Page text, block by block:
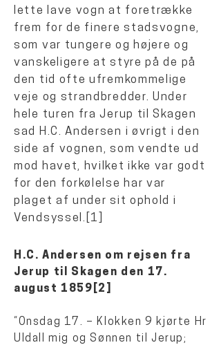
lette lave vogn at foretrække
frem for de finere stadsvogne,
som var tungere og højere og
vanskeligere at styre på de på
den tid ofte ufremkommelige
veje og strandbredder. Under
hele turen fra Jerup til Skagen
sad H.C. Andersen i øvrigt i den
side af vognen, som vendte ud
mod havet, hvilket ikke var godt
for den forkølelse har var
plaget af under sit ophold i
Vendsyssel.[1]
H.C. Andersen om rejsen fra
Jerup til Skagen den 17.
august 1859[2]
“Onsdag 17. – Klokken 9 kjørte Hr
Uldall mig og Sønnen til Jerup;